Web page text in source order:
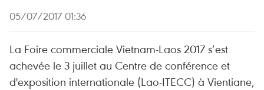
05/07/2017 01:36
La Foire commerciale Vietnam-Laos 2017 s’est
achevée le 3 juillet au Centre de conférence et
d'exposition internationale (Lao-ITECC) à Vientiane,